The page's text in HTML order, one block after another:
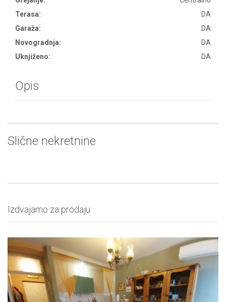
Terasa:
DA
Garaža:
DA
Novogradnja:
DA
Uknjiženo:
DA
Opis
Slične nekretnine
Izdvajamo za prodaju